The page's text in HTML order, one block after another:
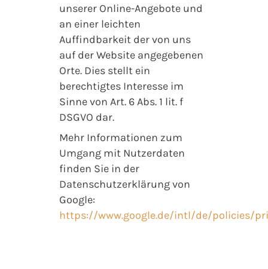
unserer Online-Angebote und
an einer leichten
Auffindbarkeit der von uns
auf der Website angegebenen
Orte. Dies stellt ein
berechtigtes Interesse im
Sinne von Art. 6 Abs. 1 lit. f
DSGVO dar.
Mehr Informationen zum
Umgang mit Nutzerdaten
finden Sie in der
Datenschutzerklärung von
Google:
https://www.google.de/intl/de/policies/